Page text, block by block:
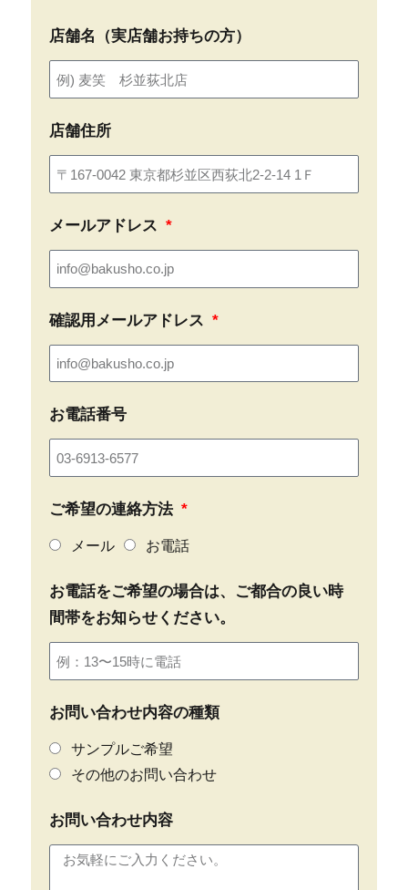
店舗名（実店舗お持ちの方）
店舗住所
メールアドレス
確認用メールアドレス
お電話番号
ご希望の連絡方法
メール お電話
お電話をご希望の場合は、ご都合の良い時
間帯をお知らせください。
お問い合わせ内容の種類
サンプルご希望
その他のお問い合わせ
お問い合わせ内容